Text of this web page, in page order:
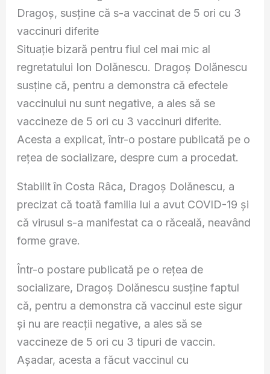
Dragoş, susţine că s-a vaccinat de 5 ori cu 3
vaccinuri diferite
Situaţie bizară pentru fiul cel mai mic al
regretatului Ion Dolănescu. Dragoş Dolănescu
susţine că, pentru a demonstra că efectele
vaccinului nu sunt negative, a ales să se
vaccineze de 5 ori cu 3 vaccinuri diferite.
Acesta a explicat, într-o postare publicată pe o
reţea de socializare, despre cum a procedat.
Stabilit în Costa Râca, Dragoş Dolănescu, a
precizat că toată familia lui a avut COVID-19 și
că virusul s-a manifestat ca o răceală, neavând
forme grave.
Într-o postare publicată pe o reţea de
socializare, Dragoş Dolănescu susţine faptul
că, pentru a demonstra că vaccinul este sigur
şi nu are reacţii negative, a ales să se
vaccineze de 5 ori cu 3 tipuri de vaccin.
Așadar, acesta a făcut vaccinul cu